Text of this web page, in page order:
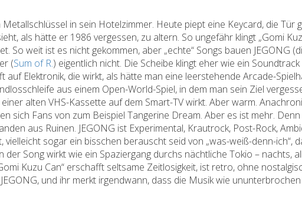
in sein Hotelzimmer. Heute piept eine Keycard, die Tür
als hätte er 1986 vergessen, zu altern. So ungefähr klingt „Gomi
So weit ist es nicht gekommen, aber „echte“ Songs bauen JEGONG
(Sum of R.) eigentlich nicht. Die Scheibe klingt eher wie ein
Elektronik, die wirkt, als hätte man eine leerstehende Arcade-
aus einem Open-World-Spiel, in dem man sein Ziel
alten VHS-Kassette auf dem Smart-TV wirkt. Aber warm.
sich Fans von zum Beispiel Tangerine Dream. Aber es ist mehr. Denn
aus Ruinen. JEGONG ist Experimental, Krautrock, Post-Rock,
vielleicht sogar ein bisschen berauscht seid von „was-weiß-denn-ich“,
der Song wirkt wie ein Spaziergang durchs nächtliche Tokio – nachts,
Kuzu Can“ erschafft seltsame Zeitlosigkeit, ist retro, ohne
und ihr merkt irgendwann, dass die Musik wie